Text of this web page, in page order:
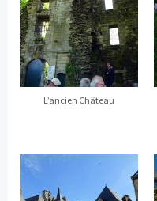
L’ancien Château